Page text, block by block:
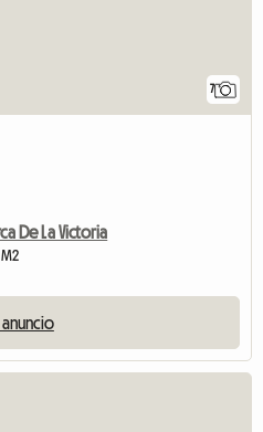
7
De La Victoria
anuncio